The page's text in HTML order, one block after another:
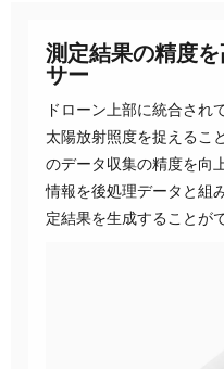
測定結果の精度
サー
ドローン上部に統合され
太陽放射照度を捉えるこ
のデータ収集の精度を向
情報を後処理データと組
定結果を生成することが